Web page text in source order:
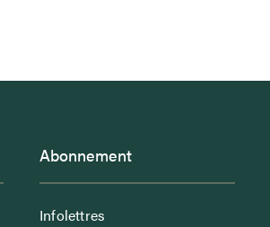
Abonnement
Infolettres